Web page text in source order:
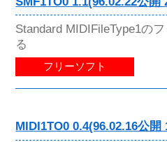
Standard MIDIFileType1の
る
フリーソフト
MIDI1TO0 0.4(96.02.16公開